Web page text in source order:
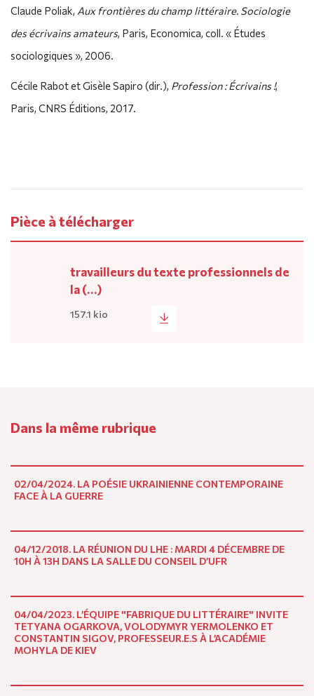
Claude Poliak, Aux frontières du champ littéraire. Sociologie
des écrivains amateurs, Paris, Economica, coll. « Études
sociologiques », 2006.
Cécile Rabot et Gisèle Sapiro (dir.), Profession : Écrivains !,
Paris, CNRS Éditions, 2017.
Pièce à télécharger
travailleurs du texte professionnels de
la (…)
157.1 kio
Dans la même rubrique
02/04/2024. LA POÉSIE UKRAINIENNE CONTEMPORAINE
FACE À LA GUERRE
04/12/2018. LA RÉUNION DU LHE : MARDI 4 DÉCEMBRE DE
10H À 13H DANS LA SALLE DU CONSEIL D’UFR
04/04/2023. L’ÉQUIPE "FABRIQUE DU LITTÉRAIRE" INVITE
TETYANA OGARKOVA, VOLODYMYR YERMOLENKO ET
CONSTANTIN SIGOV, PROFESSEUR.E.S À L’ACADÉMIE
MOHYLA DE KIEV